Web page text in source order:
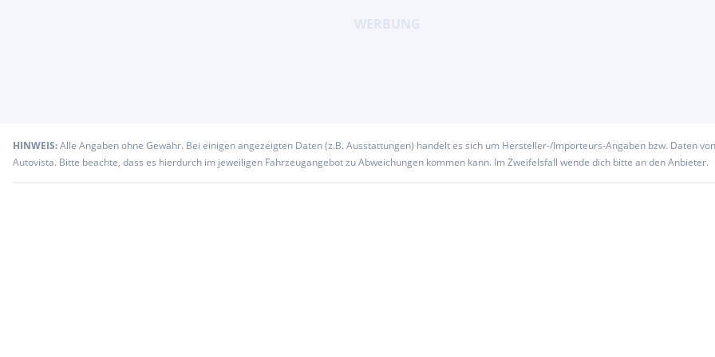
HINWEIS:Alle Angaben ohne Gewähr. Bei einigen angezeigten Daten (z.B. Ausstattungen) handelt es sich um Hersteller-/Importeurs-Angaben bzw. Daten von
Autovista. Bitte beachte, dass es hierdurch im jeweiligen Fahrzeugangebot zu Abweichungen kommen kann. Im Zweifelsfall wende dich bitte an den Anbieter.